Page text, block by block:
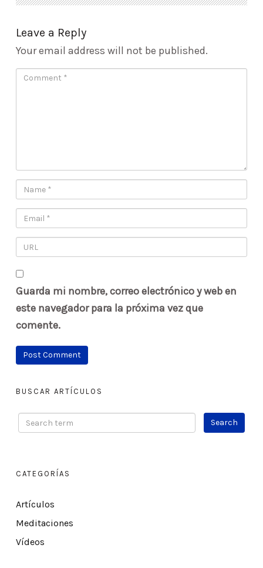
Leave a Reply
Your email address will not be published.
Guarda mi nombre, correo electrónico y web en
este navegador para la próxima vez que
comente.
BUSCAR ARTÍCULOS
CATEGORÍAS
Artículos
Meditaciones
Vídeos